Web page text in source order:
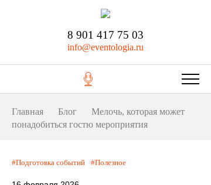
8 901 417 75 03
info@eventologia.ru
Главная Блог
Мелочь, которая может
понадобиться гостю мероприятия
Подготовка событий Полезное